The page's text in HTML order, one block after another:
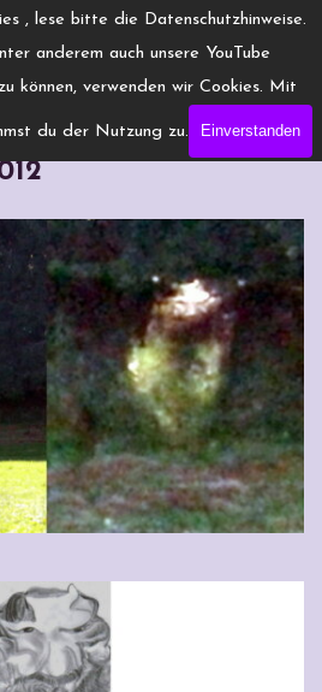
, lese bitte die Datenschutzhinweise.
anderem auch unsere YouTube
können, verwenden wir Cookies. Mit
du der Nutzung zu. Einverstanden
Waldrand –